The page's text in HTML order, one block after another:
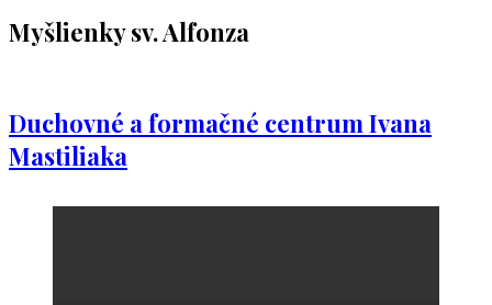
Myšlienky sv. Alfonza
Duchovné a formačné centrum Ivana
Mastiliaka